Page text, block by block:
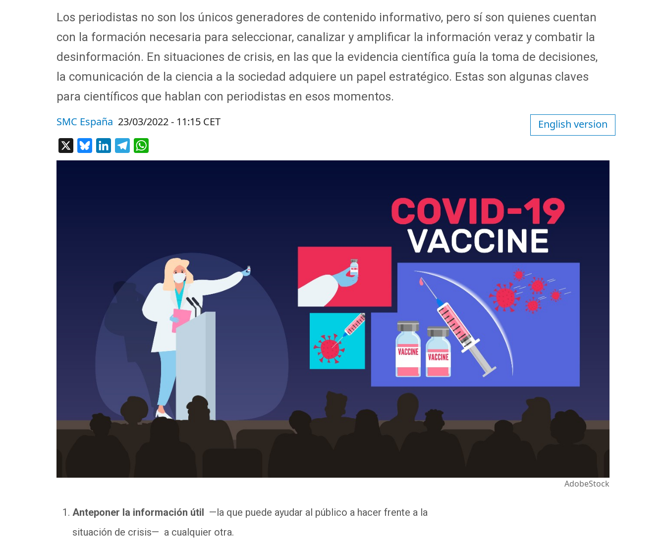
Los periodistas no son los únicos generadores de contenido informativo, pero sí son quienes cuentan
con la formación necesaria para seleccionar, canalizar y amplificar la información veraz y combatir la
desinformación. En situaciones de crisis, en las que la evidencia científica guía la toma de decisiones,
la comunicación de la ciencia a la sociedad adquiere un papel estratégico. Estas son algunas claves
para científicos que hablan con periodistas en esos momentos.
SMC España 23/03/2022 - 11:15 CET
BlueskyLinkedInTelegram
English version
AdobeStock
Anteponer la información útil —la que puede ayudar al público a hacer frente a la
situación de crisis— a cualquier otra.